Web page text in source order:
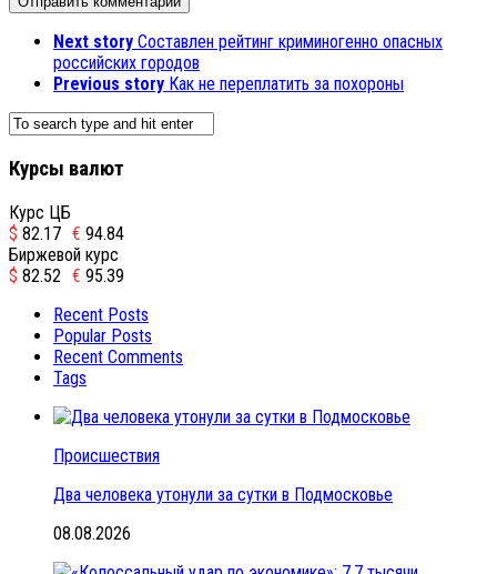
Next story Составлен рейтинг криминогенно опасных
российских городов
Previous story Как не переплатить за похороны
Курсы валют
Курс ЦБ
$ 82.17 € 94.84
Биржевой курс
$ 82.52 € 95.39
Recent Posts
Popular Posts
Recent Comments
Tags
Происшествия
Два человека утонули за сутки в Подмосковье
08.08.2026